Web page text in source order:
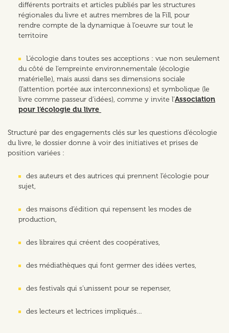
différents portraits et articles publiés par les structures
régionales du livre et autres membres de la Fill, pour
rendre compte de la dynamique à l’oeuvre sur tout le
territoire
L’écologie dans toutes ses acceptions : vue non seulement
du côté de l’empreinte environnementale (écologie
matérielle), mais aussi dans ses dimensions sociale
(l’attention portée aux interconnexions) et symbolique (le
livre comme passeur d’idées), comme y invite l’Association
pour l’écologie du livre
Structuré par des engagements clés sur les questions d’écologie
du livre, le dossier donne à voir des initiatives et prises de
position variées :
des auteurs et des autrices qui prennent l’écologie pour
sujet,
des maisons d’édition qui repensent les modes de
production,
des libraires qui créent des coopératives,
des médiathèques qui font germer des idées vertes,
des festivals qui s’unissent pour se repenser,
des lecteurs et lectrices impliqués…